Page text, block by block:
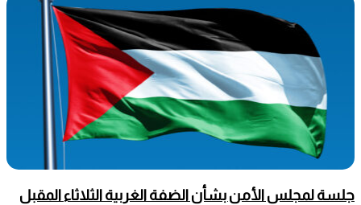
جلسة لمجلس الأمن بشأن الضفة الغربية الثلاثاء المقبل